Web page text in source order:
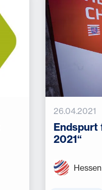
26.04.2021
Endspurt
2021“